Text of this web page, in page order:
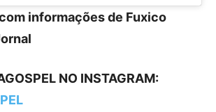
informações de Fuxico
NO INSTAGRAM: